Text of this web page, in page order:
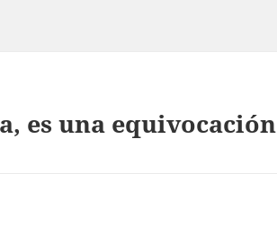
es una equivocación